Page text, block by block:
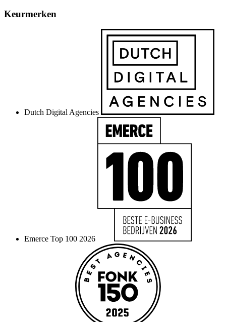
Keurmerken
Dutch Digital Agencies
Emerce Top 100 2026